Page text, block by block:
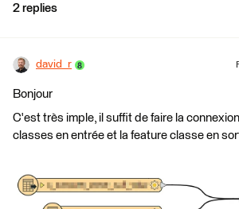
2 replies
david_r
Bonjour
C'est très imple, il suffit de faire la
classes en entrée et la feature classe en